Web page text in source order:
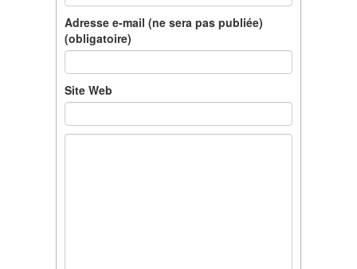
Adresse e-mail (ne sera pas publiée)
(obligatoire)
Site Web